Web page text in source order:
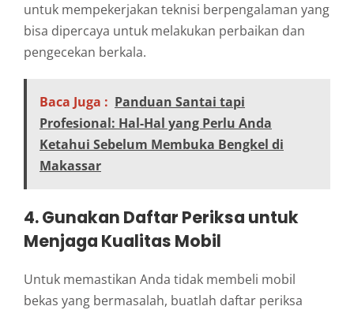
untuk mempekerjakan teknisi berpengalaman yang
bisa dipercaya untuk melakukan perbaikan dan
pengecekan berkala.
Baca Juga : Panduan Santai tapi
Profesional: Hal-Hal yang Perlu Anda
Ketahui Sebelum Membuka Bengkel di
Makassar
4.Gunakan Daftar Periksa untuk
Menjaga Kualitas Mobil
Untuk memastikan Anda tidak membeli mobil
bekas yang bermasalah, buatlah daftar periksa